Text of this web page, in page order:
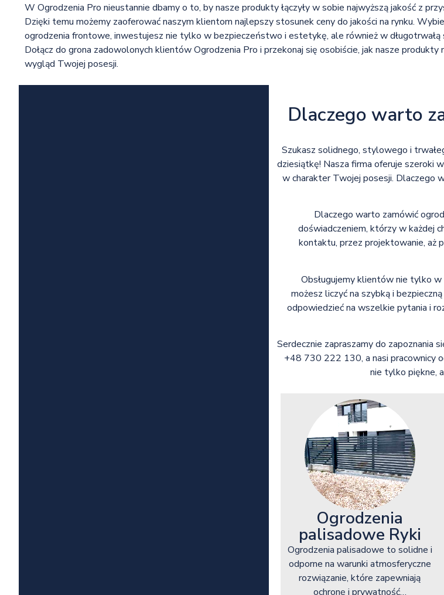
W Ogrodzenia Pro nieustannie dbamy o to, by nasze produkty łączyły w sobie najwyższą jakość z
Dzięki temu możemy zaoferować naszym klientom najlepszy stosunek ceny do jakości na rynku.
ogrodzenia frontowe, inwestujesz nie tylko w bezpieczeństwo i estetykę, ale również w długotrwałą
Dołącz do grona zadowolonych klientów Ogrodzenia Pro i przekonaj się osobiście, jak nasze produkty
wygląd Twojej posesji.
Dlaczego warto
Szukasz solidnego, stylowego i
dziesiątkę! Nasza firma oferuje szeroki
w charakter Twojej posesji. Dlaczego
Dlaczego warto zamówić
doświadczeniem, którzy w każdej
kontaktu, przez projektowanie, aż
Obsługujemy klientów nie tylko w
możesz liczyć na szybką i
odpowiedzieć na wszelkie pytania i
Serdecznie zapraszamy do zapoznania
+48 730 222 130, a nasi pracownicy
nie tylko piękne,
Ogrodzenia
palisadowe Ryki
Ogrodzenia palisadowe to solidne i
odporne na warunki atmosferyczne
rozwiązanie, które zapewniają
ochronę i prywatność…